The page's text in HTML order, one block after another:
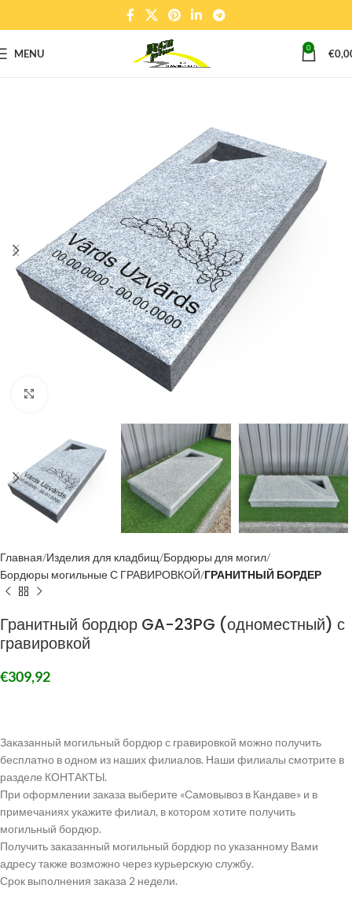
MENU 0 €
Главная Изделия для кладбищ Бордюры для могил
Бордюры могильные С ГРАВИРОВКОЙ ГРАНИТНЫЙ БОРДЕР
Гранитный бордюр GA-23PG (одноместный) с
гравировкой
€309,92
Заказанный могильный бордюр с гравировкой можно получить
бесплатно в одном из наших филиалов. Наши филиалы смотрите в
разделе КОНТАКТЫ.
При оформлении заказа выберите «Самовывоз в Кандаве» и в
примечаниях укажите филиал, в котором хотите получить
могильный бордюр.
Получить заказанный могильный бордюр по указанному Вами
адресу также возможно через курьерскую службу.
Срок выполнения заказа 2 недели.